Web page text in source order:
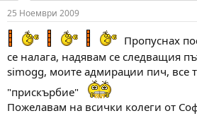
25 Ноември 2009
Пропуснах
се налага, надявам се следващия
simogg, моите адмирации пич, все
"прискърбие"
Пожелавам на всички колеги от